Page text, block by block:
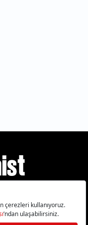
Çerezleri Sıfırla
İletişim